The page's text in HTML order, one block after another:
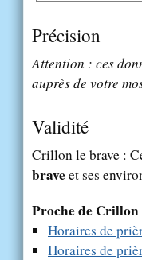
Précision
Attention : ces
auprès de votre
Validité
Crillon le brave :
braveet ses
Proche de Crillon
Horaires de
Horaires de